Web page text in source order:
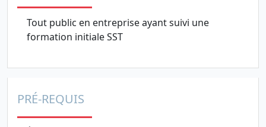
Tout public en entreprise ayant suivi une
formation initiale SST
PRÉ-REQUIS